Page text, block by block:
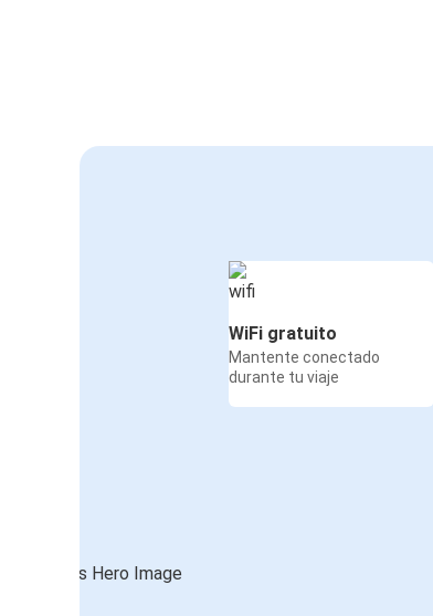
Aeropuerto de Charleroi
Aeropuerto de Bruselas
WiFi gratuito
Mantente conectado
durante tu viaje